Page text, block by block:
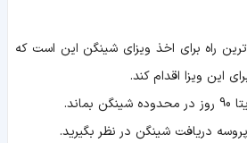
راه برای اخذ ویزای شینگن این است که
این ویزا اقدام کند.